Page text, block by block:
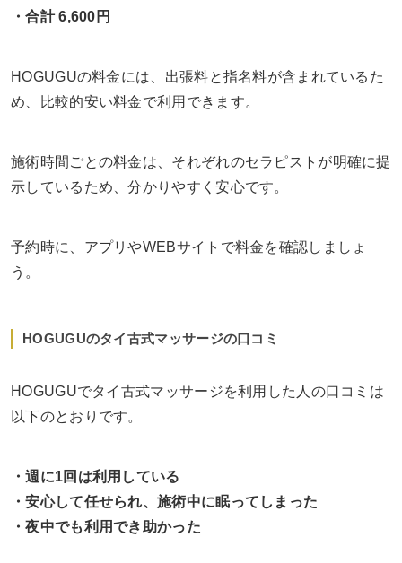
・合計 6,600円
HOGUGUの料金には、出張料と指名料が含まれているた
め、比較的安い料金で利用できます。
施術時間ごとの料金は、それぞれのセラピストが明確に提
示しているため、分かりやすく安心です。
予約時に、アプリやWEBサイトで料金を確認しましょ
う。
HOGUGUのタイ古式マッサージの口コミ
HOGUGUでタイ古式マッサージを利用した人の口コミは
以下のとおりです。
・週に1回は利用している
・安心して任せられ、施術中に眠ってしまった
・夜中でも利用でき助かった